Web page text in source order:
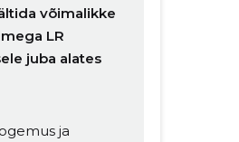
võimalikke
LR
juba alates
ja